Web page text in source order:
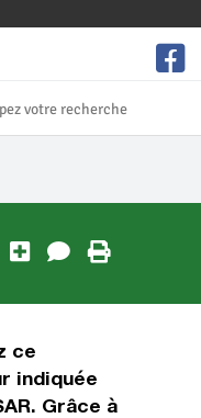
ce
indiquée
Grâce à